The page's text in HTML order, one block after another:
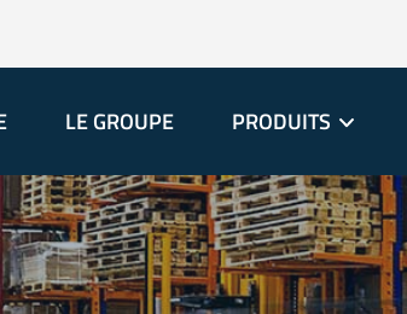
LE GROUPE PRODUITS